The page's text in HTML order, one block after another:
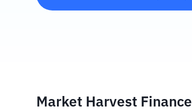
Market Harvest Finance